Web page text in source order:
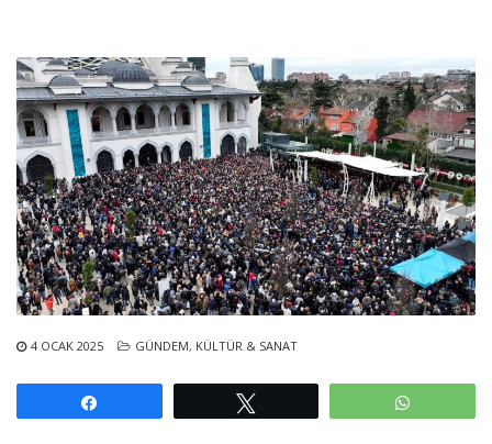
4 OCAK 2025 GÜNDEM, KÜLTÜR & SANAT